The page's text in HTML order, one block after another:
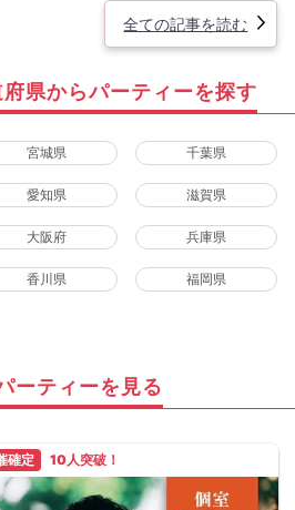
全ての記事を読む
県からパーティーを探す
宮城県 千葉県
愛知県 滋賀県
大阪府 兵庫県
香川県 福岡県
ーティーを見る
確定 10人突破！